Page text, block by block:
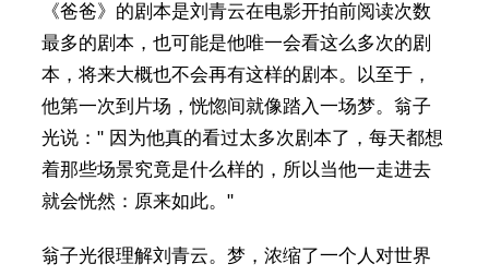
《爸爸》的剧本是刘青云在电影开拍前阅读次数
最多的剧本，也可能是他唯一会看这么多次的剧
本，将来大概也不会再有这样的剧本。以至于，
他第一次到片场，恍惚间就像踏入一场梦。翁子
光说：" 因为他真的看过太多次剧本了，每天都想
着那些场景究竟是什么样的，所以当他一走进去
就会恍然：原来如此。"
翁子光很理解刘青云。梦，浓缩了一个人对世界